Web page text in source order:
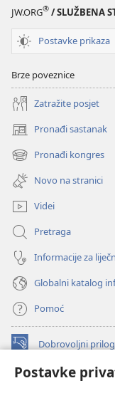
Postavke
JW.ORG® / SLUŽBENA
Postavke prikaza
Brze poveznice
Zatražite posjet
Pronađi sastanak
(otvara
se
novi
prozor)
Pronađi kongres
(otvara
se
novi
prozor)
Novo na stranici
Videi
Pretraga
Informacije za
Globalni katalog
Pomoć
Dobrovoljni prilog
(otvara
novi
INTERNETSKA